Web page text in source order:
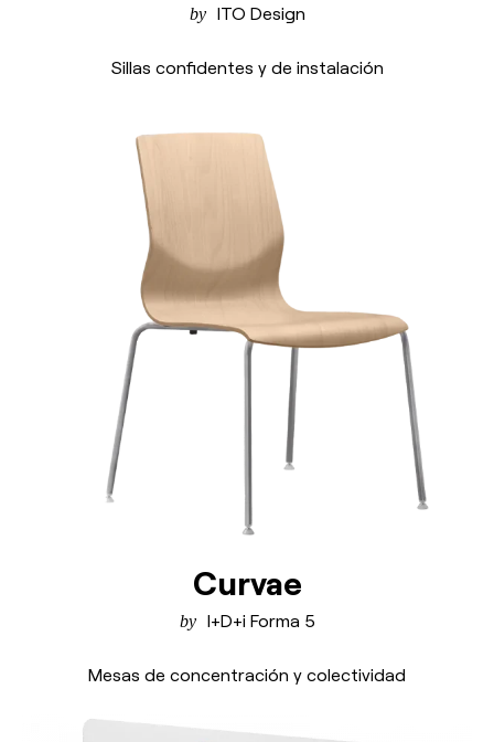
ITO Design
Sillas confidentes y de instalación
Curvae
I+D+i Forma 5
Mesas de concentración y colectividad